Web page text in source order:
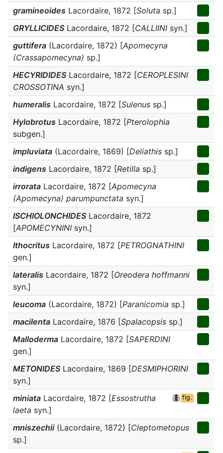
gramineoides Lacordaire, 1872 [Soluta sp.]
GRYLLICIDES Lacordaire, 1872 [CALLIINI syn.]
guttifera (Lacordaire, 1872) [Apomecyna
(Crassapomecyna) sp.]
HECYRIDIDES Lacordaire, 1872 [CEROPLESINI
CROSSOTINA syn.]
humeralis Lacordaire, 1872 [Sulenus sp.]
Hylobrotus Lacordaire, 1872 [Pterolophia
subgen.]
impluviata (Lacordaire, 1869) [Deliathis sp.]
indigens Lacordaire, 1872 [Retilla sp.]
irrorata Lacordaire, 1872 [Apomecyna
(Apomecyna) parumpunctata syn.]
ISCHIOLONCHIDES Lacordaire, 1872
[APOMECYNINI syn.]
Ithocritus Lacordaire, 1872 [PETROGNATHINI
gen.]
lateralis Lacordaire, 1872 [Oreodera hoffmanni
syn.]
leucoma (Lacordaire, 1872) [Paranicomia sp.]
macilenta Lacordaire, 1876 [Spalacopsis sp.]
Malloderma Lacordaire, 1872 [SAPERDINI
gen.]
METONIDES Lacordaire, 1869 [DESMIPHORINI
syn.]
miniata Lacordaire, 1872 [Essostrutha
laeta syn.]
fig.
mniszechii(Lacordaire, 1872) [Cleptometopus
sp.]